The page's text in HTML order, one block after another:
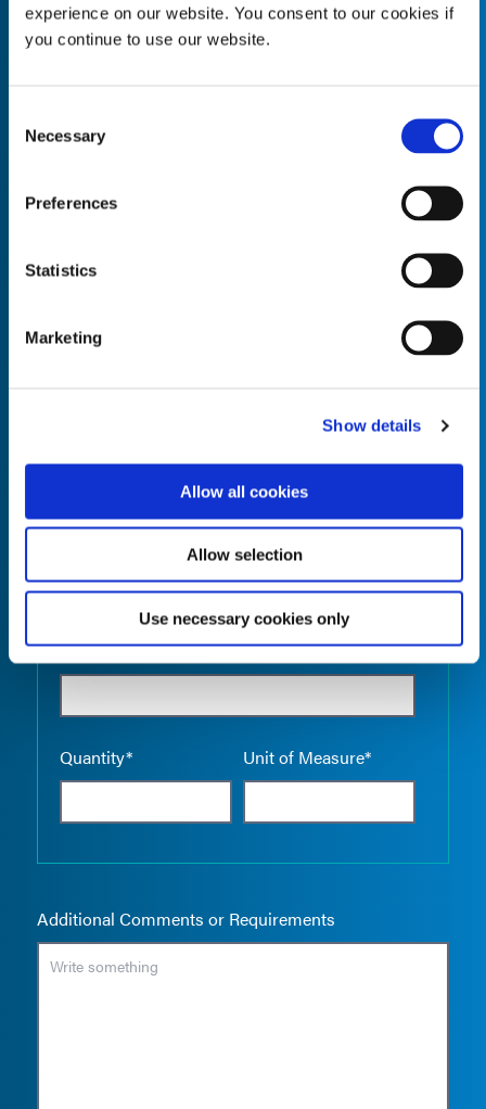
experience on our website. You consent to our cookies if
you continue to use our website.
Selection
Necessary
Preferences
Statistics
Marketing
Show details
Allow all cookies
Allow selection
Use necessary cookies only
Quantity* Unit of Measure*
Quantity*
Empty
Product Name*
Quantity* Unit of Measure*
Empty
Additional Comments or Requirements